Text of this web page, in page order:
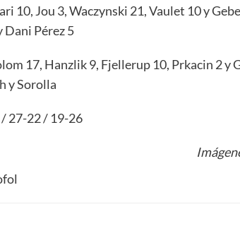
10, Jou 3, Waczynski 21, Vaulet 10 y
Dani Pérez 5
17, Hanzlik 9, Fjellerup 10, Prkacin 2 y
y Sorolla
27-22 / 19-26